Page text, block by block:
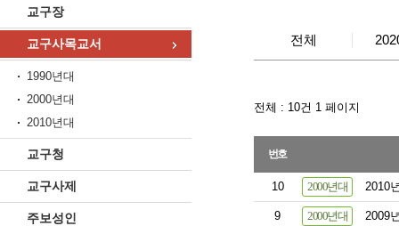
교구장
교구사목교서
1990년대
2000년대
2010년대
교구청
교구사제
주보성인
전체
전체 : 10건 1 페이지
번호
10 2000년대 2010
9 2000년대 2009